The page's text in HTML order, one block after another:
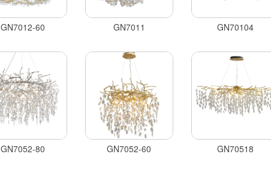
GN7012-60 GN7011 GN70104
GN7052-80 GN7052-60 GN70518